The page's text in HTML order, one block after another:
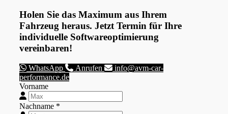
Holen Sie das Maximum aus Ihrem
Fahrzeug heraus. Jetzt Termin für Ihre
individuelle Softwareoptimierung
vereinbaren!
WhatsApp Anrufen
info@avm-car-
performance.de
Vorname
Nachname *